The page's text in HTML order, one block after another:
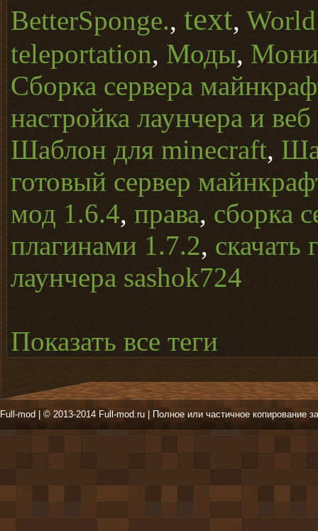
BetterSponge., text,
teleportation, Моды,
Сборка сервера
настройка лаунчера и веб
Шаблон для minecraft,
готовый сервер
мод 1.6.4, права, сборка
плагинами 1.7.2, скачать
лаунчера sashok724
Показать все теги
Full-mod | © 2013-2014 Full-mod.ru | Полное или частичное копирование